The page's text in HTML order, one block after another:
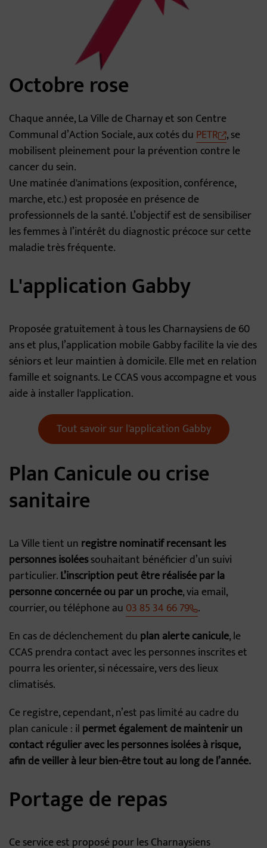
Octobre rose
Chaque année, La Ville de Charnay et son Centre
Communal d’Action Sociale, aux cotés du PETR , se
mobilisent pleinement pour la prévention contre le
cancer du sein.
Une matinée d'animations (exposition, conférence,
marche, etc.) est proposée en présence de
professionnels de la santé. L’objectif est de sensibiliser
les femmes à l’intérêt du diagnostic précoce sur cette
maladie très fréquente.
L'application Gabby
Proposée gratuitement à tous les Charnaysiens de 60
ans et plus, l’application mobile Gabby facilite la vie des
séniors et leur maintien à domicile. Elle met en relation
famille et soignants. Le CCAS vous accompagne et vous
aide à installer l'application.
Tout savoir sur l'application Gabby
Plan Canicule ou crise
sanitaire
La Ville tient un registre nominatif recensant les
personnes isoléessouhaitant bénéficier d’un suivi
particulier.L’inscription peut être réalisée par la
personne concernée ou par un proche, via email,
courrier, ou téléphone au 03 85 34 66 79 .
En cas de déclenchement du plan alerte canicule, le
CCAS prendra contact avec les personnes inscrites et
pourra les orienter, si nécessaire, vers des lieux
climatisés.
Ce registre, cependant, n’est pas limité au cadre du
plan canicule : il permet également de maintenir un
contact régulier avec les personnes isolées à risque,
afin de veiller à leur bien-être tout au long de l’année.
Portage de repas
Ce service est proposé pour les Charnaysiens